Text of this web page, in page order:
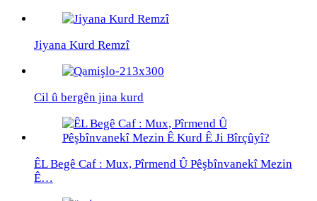
Jiyana Kurd Remzî
Cil û bergên jina kurd
ÊL Begê Caf : Mux, Pîrmend Û Pêşbînvanekî Mezin
Ê…